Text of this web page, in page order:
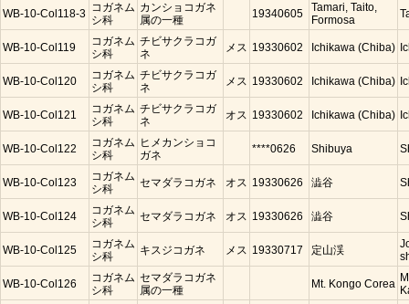
WB-10-Col118-3 コガネム
シ科
カンショコガネ
属の一種
19340605
Tamari, Taito,
Formosa
WB-10-Col119
コガネム
シ科
チビサクラコガ
ネ
メス 19330602 Ichikawa (Chiba)
WB-10-Col120
コガネム
シ科
チビサクラコガ
ネ
メス 19330602 Ichikawa (Chiba)
WB-10-Col121
コガネム
シ科
チビサクラコガ
ネ
オス 19330602 Ichikawa (Chiba)
WB-10-Col122
コガネム
シ科
ヒメカンショコ
ガネ
****0626 Shibuya
WB-10-Col123
コガネム
シ科
セマダラコガネ オス 19330626 澁谷
WB-10-Col124
コガネム
シ科
セマダラコガネ オス 19330626 澁谷
WB-10-Col125
コガネム
シ科
キスジコガネ メス 19330717 定山渓
WB-10-Col126
コガネム
シ科
セマダラコガネ
属の一種
Mt. Kongo Corea